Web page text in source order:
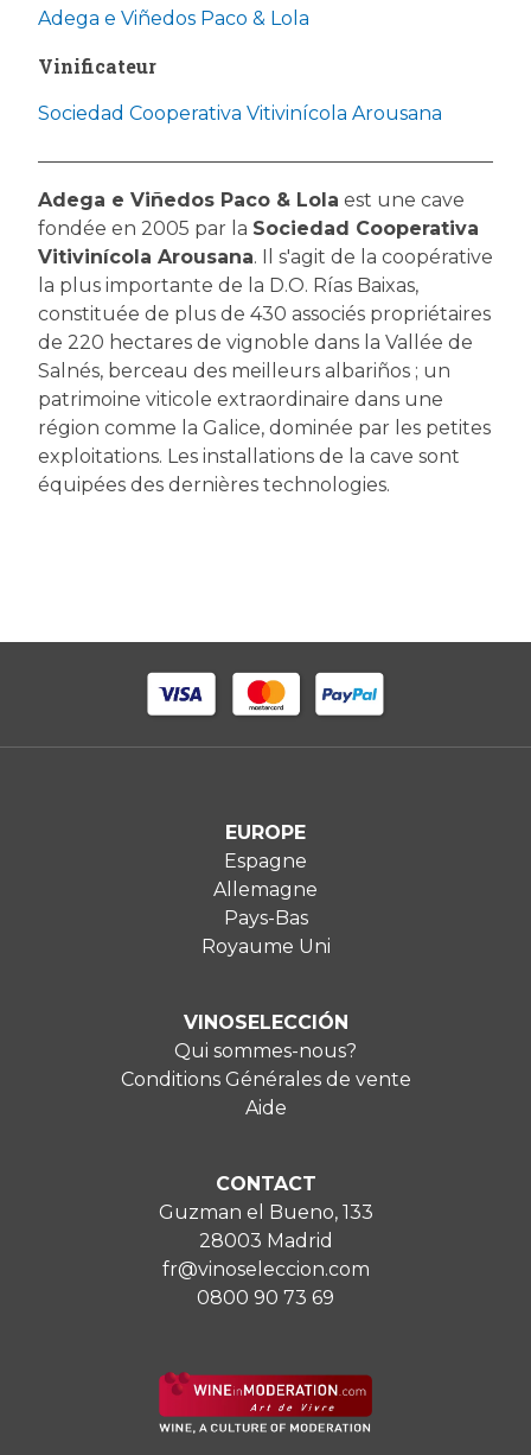
Adega e Viñedos Paco & Lola
Vinificateur
Sociedad Cooperativa Vitivinícola Arousana
Adega e Viñedos Paco & Lola est une cave
fondée en 2005 par la Sociedad Cooperativa
Vitivinícola Arousana. Il s'agit de la coopérative
la plus importante de la D.O. Rías Baixas,
constituée de plus de 430 associés propriétaires
de 220 hectares de vignoble dans la Vallée de
Salnés, berceau des meilleurs albariños ; un
patrimoine viticole extraordinaire dans une
région comme la Galice, dominée par les petites
exploitations. Les installations de la cave sont
équipées des dernières technologies.
EUROPE
Espagne
Allemagne
Pays-Bas
Royaume Uni
VINOSELECCIÓN
Qui sommes-nous?
Conditions Générales de vente
Aide
CONTACT
Guzman el Bueno, 133
28003 Madrid
fr@vinoseleccion.com
0800 90 73 69